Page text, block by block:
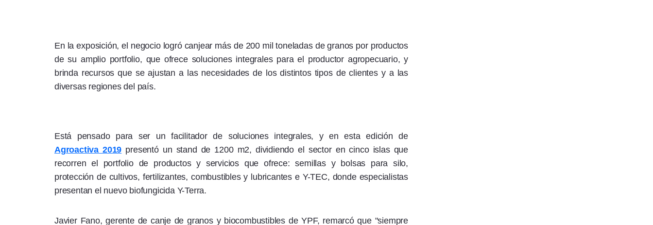
En la exposición, el negocio logró canjear más de 200 mil toneladas de granos por productos
de su amplio portfolio, que ofrece soluciones integrales para el productor agropecuario, y
brinda recursos que se ajustan a las necesidades de los distintos tipos de clientes y a las
diversas regiones del país.
Está pensado para ser un facilitador de soluciones integrales, y en esta edición de
Agroactiva 2019 presentó un stand de 1200 m2, dividiendo el sector en cinco islas que
recorren el portfolio de productos y servicios que ofrece: semillas y bolsas para silo,
protección de cultivos, fertilizantes, combustibles y lubricantes e Y-TEC, donde especialistas
presentan el nuevo biofungicida Y-Terra.
Javier Fano, gerente de canje de granos y biocombustibles de YPF, remarcó que "siempre